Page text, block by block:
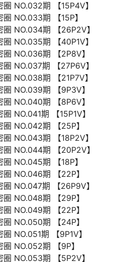
NO.032期 【15P4V】
NO.033期 【15P】
NO.034期 【26P2V】
NO.035期 【40P1V】
NO.036期 【2P8V】
NO.037期 【27P6V】
NO.038期 【21P7V】
NO.039期 【9P3V】
NO.040期 【8P6V】
NO.041期 【15P1V】
NO.042期 【25P】
NO.043期 【18P2V】
NO.044期 【20P2V】
NO.045期 【18P】
NO.046期 【22P】
NO.047期 【26P9V】
NO.048期 【29P】
NO.049期 【22P】
NO.050期 【24P】
NO.051期 【9P1V】
NO.052期 【9P】
NO.053期 【5P2V】